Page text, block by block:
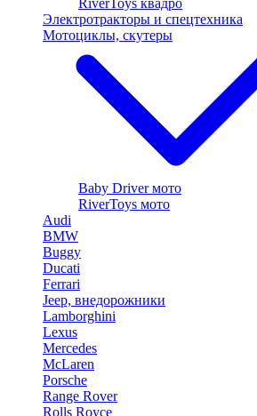
RiverToys квадро
Электротракторы и спецтехника
Мотоциклы, скутеры
Baby Driver мото
RiverToys мото
Audi
BMW
Buggy
Ducati
Ferrari
Jeep, внедорожники
Lamborghini
Lexus
Mercedes
McLaren
Porsche
Range Rover
Rolls Royce